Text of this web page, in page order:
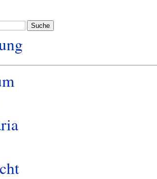
Suche